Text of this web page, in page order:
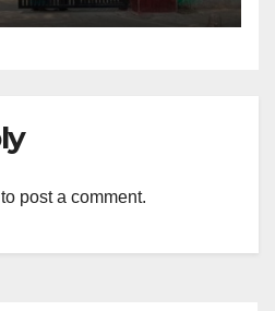
to post a comment.